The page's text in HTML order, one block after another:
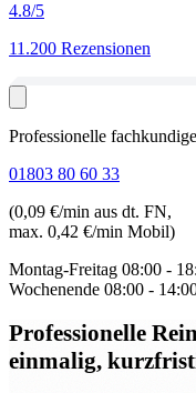
4.8/5
11.200 Rezensionen
Professionelle
01803 80 60 33
(0,09 €/min aus dt. FN,
max. 0,42 €/min Mobil)
Montag-Freitag 08:00 -
Wochenende 08:00 -
Professionelle
einmalig,